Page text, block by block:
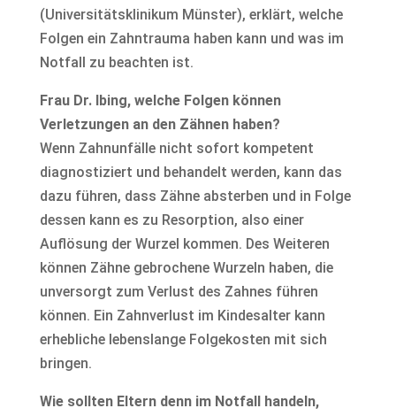
(Universitätsklinikum Münster), erklärt, welche
Folgen ein Zahntrauma haben kann und was im
Notfall zu beachten ist.
Frau Dr. Ibing, welche Folgen können
Verletzungen an den Zähnen haben?
Wenn Zahnunfälle nicht sofort kompetent
diagnostiziert und behandelt werden, kann das
dazu führen, dass Zähne absterben und in Folge
dessen kann es zu Resorption, also einer
Auflösung der Wurzel kommen. Des Weiteren
können Zähne gebrochene Wurzeln haben, die
unversorgt zum Verlust des Zahnes führen
können. Ein Zahnverlust im Kindesalter kann
erhebliche lebenslange Folgekosten mit sich
bringen.
Wie sollten Eltern denn im Notfall handeln,